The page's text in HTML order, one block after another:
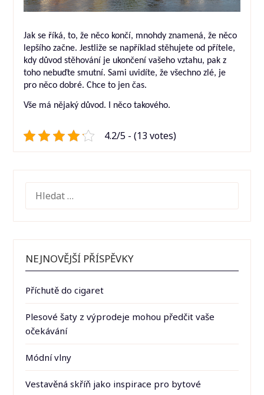
Jak se říká, to, že něco končí, mnohdy znamená, že něco
lepšího začne. Jestliže se například stěhujete od přítele,
kdy důvod stěhování je ukončení vašeho vztahu, pak z
toho nebuďte smutní. Sami uvidíte, že všechno zlé, je
pro něco dobré. Chce to jen čas.
Vše má nějaký důvod. I něco takového.
4.2/5 - (13 votes)
NEJNOVĚJŠÍ PŘÍSPĚVKY
Příchutě do cigaret
Plesové šaty z výprodeje mohou předčit vaše
očekávání
Módní vlny
Vestavěná skříň jako inspirace pro bytové